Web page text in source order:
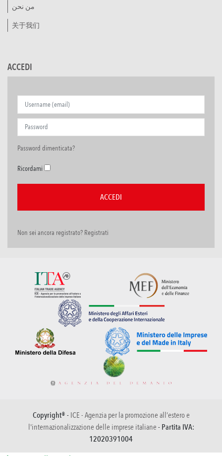
من نحن
关于我们
ACCEDI
Password dimenticata?
Ricordami
Non sei ancora registrato? Registrati
Copyright® - ICE - Agenzia per la promozione all’estero e
l'internazionalizzazione delle imprese italiane - Partita IVA:
12020391004